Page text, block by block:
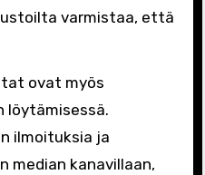
varmistaa, että
ovat myös
löytämisessä.
ilmoituksia ja
median kanavillaan,